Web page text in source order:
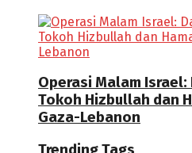
Operasi Malam Israel:
Tokoh Hizbullah dan
Gaza-Lebanon